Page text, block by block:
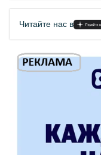
Читайте нас в